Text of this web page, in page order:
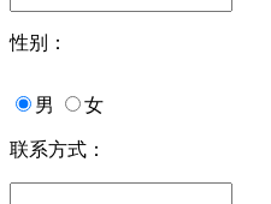
性别：
男 女
联系方式：